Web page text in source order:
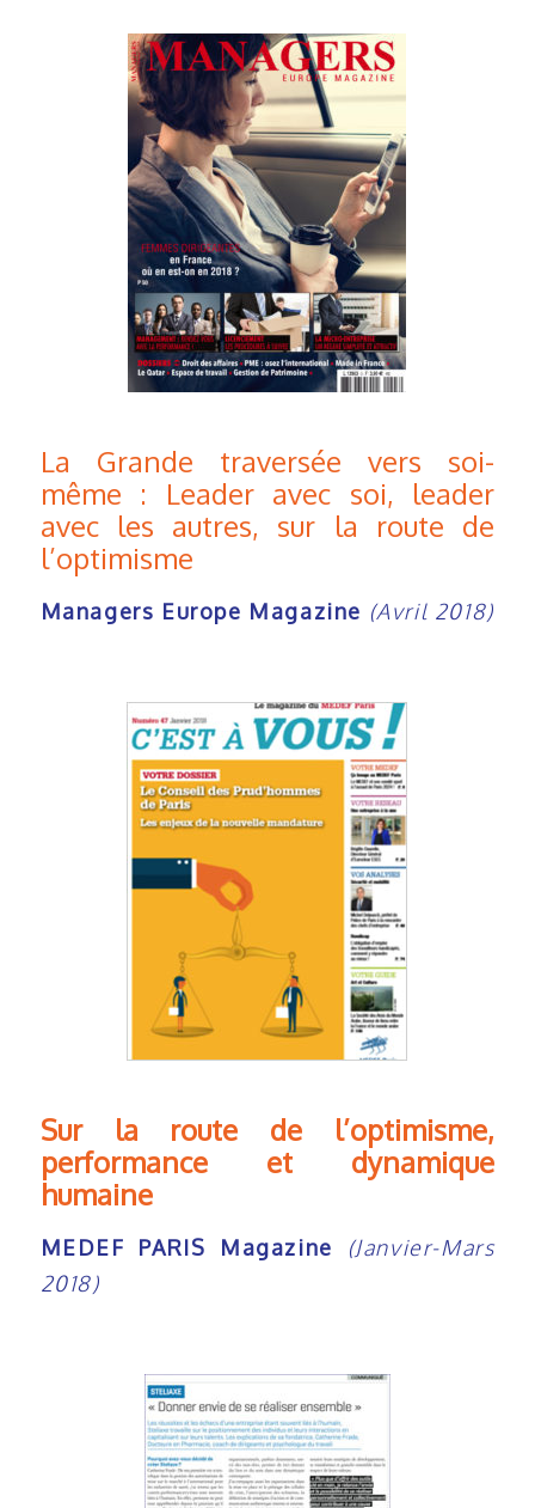
La Grande traversée vers soi-
même : Leader avec soi, leader
avec les autres, sur la route de
l’optimisme
Managers Europe Magazine (Avril 2018)
Sur la route de l’optimisme,
performance et dynamique
humaine
MEDEF PARIS Magazine
(Janvier-Mars
2018)